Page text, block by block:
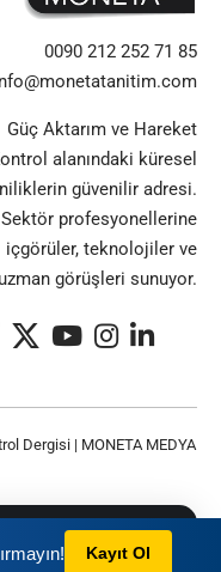
TAMAM
0090 212 252 71 85
Güç Aktarım ve Hareket
alanındaki küresel
güvenilir adresi.
Sektör profesyonellerine
içgörüler, teknolojiler ve
uzman görüşleri sunuyor.
Dergisi | MONETA MEDYA
Kayıt Ol